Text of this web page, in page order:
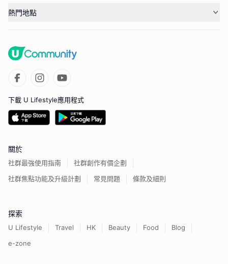
熱門地點
下載 U Lifestyle應用程式
關於
社群最強使用指南
社群創作有價企劃
社群焦點功能及升級計劃
常見問題 條款及細則
探索
U Lifestyle Travel HK Beauty Food
Blog
e-zone